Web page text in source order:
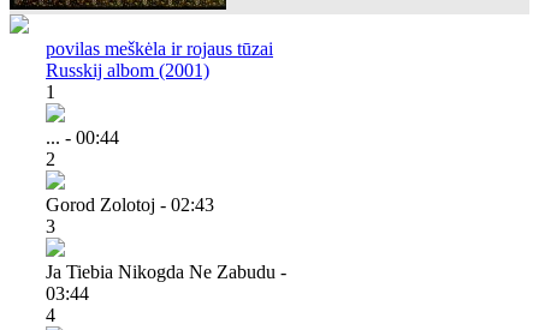
povilas meškėla ir rojaus tūzai
Russkij albom (2001)
1
... - 00:44
2
Gorod Zolotoj - 02:43
3
Ja Tiebia Nikogda Ne Zabudu -
03:44
4